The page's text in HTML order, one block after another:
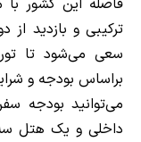
ترکیبی و بازدید
سعی می‌شود تا
براساس بودجه و
می‌توانید بودجه
داخلی و یک هتل سه